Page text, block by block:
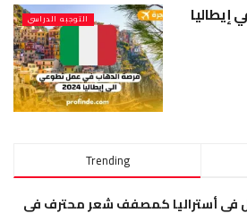
التوجبه الدراسي
Trending
في أستراليا كمصفف شعر محترف في